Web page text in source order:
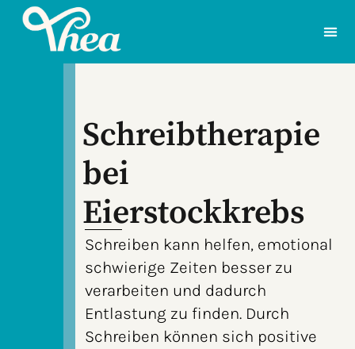
Schreibtherapie
bei
Eierstockkrebs
Schreiben kann helfen, emotional
schwierige Zeiten besser zu
verarbeiten und dadurch
Entlastung zu finden. Durch
Schreiben können sich positive